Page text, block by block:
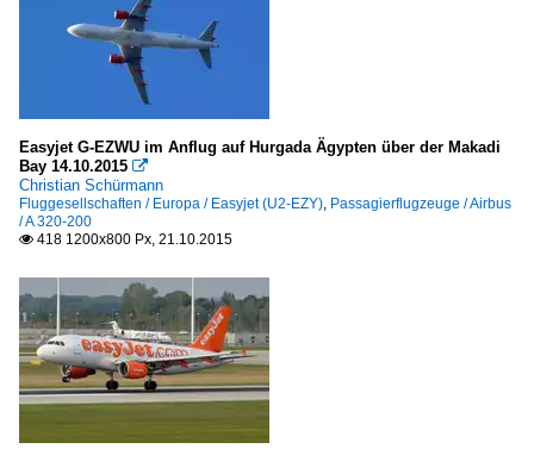
Easyjet G-EZWU im Anflug auf Hurgada Ägypten über der Makadi
Bay 14.10.2015 
Christian Schürmann
Fluggesellschaften / Europa / Easyjet (U2-EZY), Passagierflugzeuge / Airbus
/ A 320-200
 418 1200x800 Px, 21.10.2015